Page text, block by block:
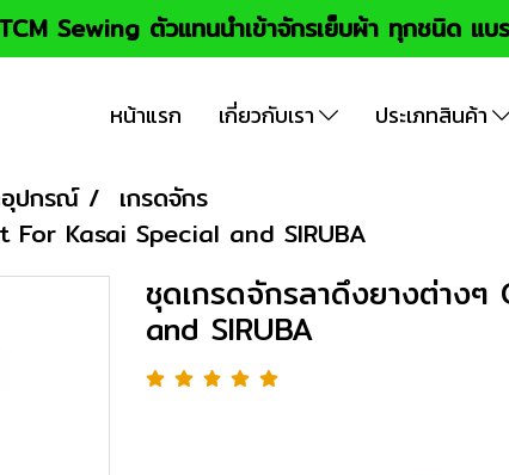
TCM Sewing ตัวแทนนำเข้าจักรเย็บผ้า ทุกชนิด แบ
หน้าแรก เกี่ยวกับเรา ประเภทสินค้า
อุปกรณ์
เกรดจักร
For Kasai Special and SIRUBA
ชุดเกรดจักรลาดึงยางต่าง
and SIRUBA